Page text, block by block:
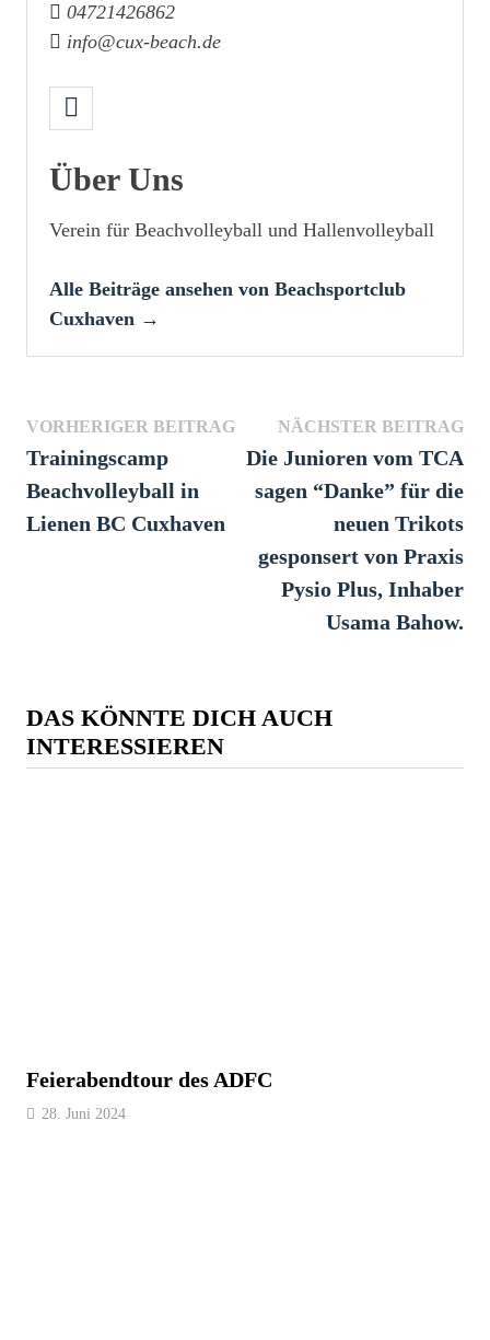
04721426862
info@cux-beach.de
Über Uns
Verein für Beachvolleyball und Hallenvolleyball
Alle Beiträge ansehen von Beachsportclub
Cuxhaven →
Beitragsnavigation
VORHERIGER BEITRAGVorheriger
Beitrag:
Trainingscamp
Beachvolleyball in
Lienen BC Cuxhaven
NÄCHSTER BEITRAG
Die Junioren vom TCA
sagen “Danke” für die
neuen Trikots
gesponsert von Praxis
Pysio Plus, Inhaber
Usama Bahow.
DAS KÖNNTE DICH AUCH
INTERESSIEREN
Feierabendtour des ADFC
28. Juni 2024